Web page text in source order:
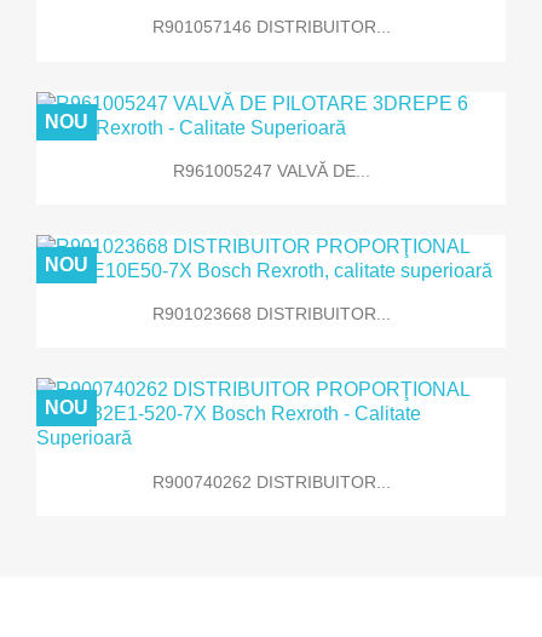
R901057146 DISTRIBUITOR...
R961005247 VALVĂ DE...
NOU
R901023668 DISTRIBUITOR...
NOU
R900740262 DISTRIBUITOR...
NOU